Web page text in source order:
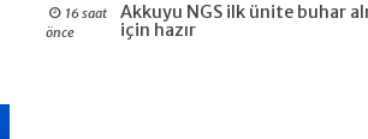
16 saat
önce
Akkuyu NGS ilk ünite buhar
için hazır